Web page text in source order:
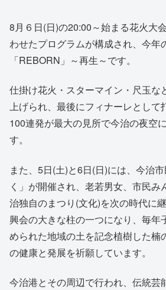
8月６日(日)の20:00～始まる花火大
わせたプログラムが構成され、今年
「REBORN」～再生～です。
仕掛け花火・スターマイン・尺玉な
上げられ、最後にフィナーレとして
100連発が最大の見所で今治の夜空
す。
また、5日(土)と6日(日)には、今治
く」が開催され、老若男女、市民み
治独自のまつり(文化)を次の時代に
興会の大きな柱の一つになり、毎年
められた地域の土を記念植樹した楠
の健康と発展を祈願しています。
今治港とその周辺で行われ、伝統芸